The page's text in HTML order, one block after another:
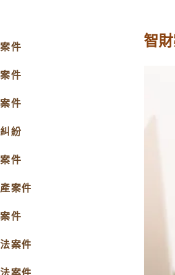
件
件
件
紛
件
案件
件
案件
案件
智